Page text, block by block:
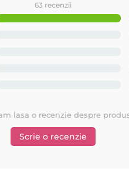
63 recenzii
lasa o recenzie despre
Scrie o recenzie